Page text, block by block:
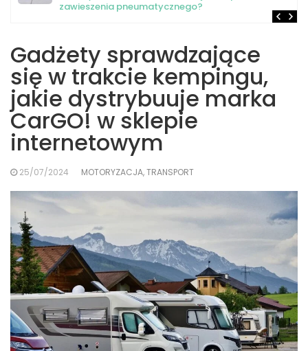
zawieszenia pneumatycznego?
Gadżety sprawdzające
się w trakcie kempingu,
jakie dystrybuuje marka
CarGO! w sklepie
internetowym
25/07/2024 MOTORYZACJA, TRANSPORT